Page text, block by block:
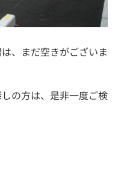
、まだ空きがございま
の方は、是非一度ご検